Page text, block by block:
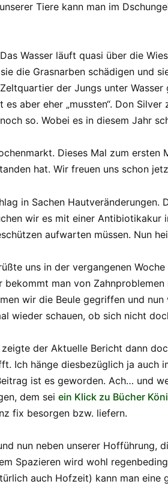
Tiere kann man im
Wasser läuft quasi über die
die Grasnarben schädigen und
der Jungs unter
aber eher „mussten“. Don
so. Wobei es in diesem Jahr
Dieses Mal zum ersten
hat. Wir freuen uns schon
in Sachen
wir es mit einer
aufwarten müssen. Nun
uns in der vergangenen
man von
wir die Beule gegriffen und
wieder schauen, ob sich nicht
der Aktuelle Bericht dann
Ich hänge diesbezüglich ja auch
ist es geworden. Ach… und
dem sei ein Klick zu Bücher
fix besorgen bzw. liefern.
nun neben unserer Hofführung,
Spazieren wird wohl
auch Hofzeit) kann man eine